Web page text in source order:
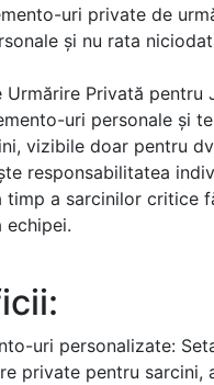
uri private de
și nu rata
Urmărire Privată pentru
uri personale și
vizibile doar pentru
responsabilitatea
timp a sarcinilor critice
echipei.
uri personalizate:
private pentru sarcini,